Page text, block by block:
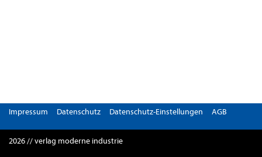
Impressum Datenschutz Datenschutz-Einstellungen AGB
2026 // verlag moderne industrie